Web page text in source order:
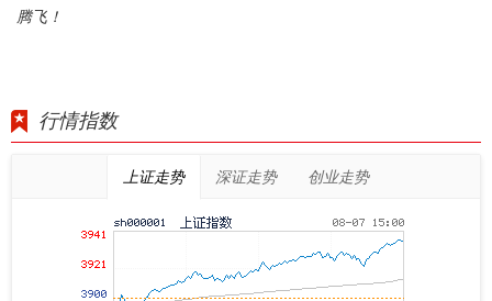
腾飞！
行情指数
上证走势 深证走势 创业走势